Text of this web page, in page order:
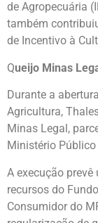
de Agropecuária
também
de Incentivo à
Queijo Minas
Durante a
Agricultura,
Minas Legal,
Ministério
A execução
recursos do
Consumidor do